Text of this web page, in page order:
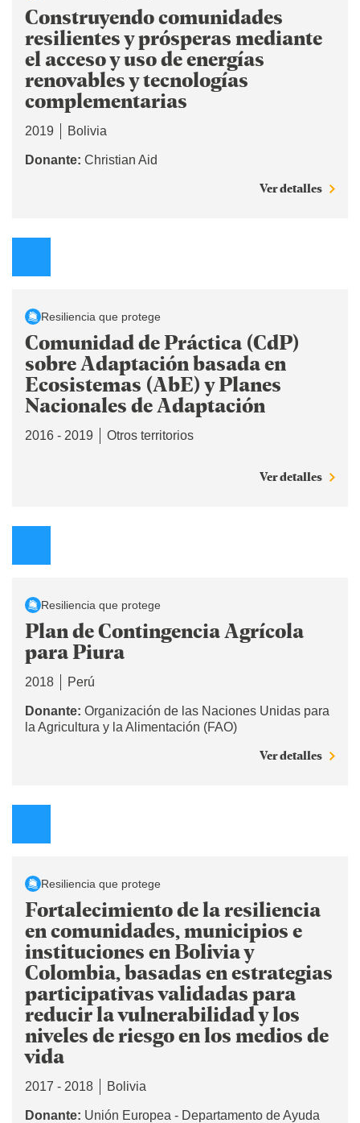
Construyendo comunidades
resilientes y prósperas mediante
el acceso y uso de energías
renovables y tecnologías
complementarias
2019 Bolivia
Donante: Christian Aid
Ver detalles
Resiliencia que protege
Comunidad de Práctica (CdP)
sobre Adaptación basada en
Ecosistemas (AbE) y Planes
Nacionales de Adaptación
2016 - 2019 Otros territorios
Ver detalles
Resiliencia que protege
Plan de Contingencia Agrícola
para Piura
2018 Perú
Donante: Organización de las Naciones Unidas para
la Agricultura y la Alimentación (FAO)
Ver detalles
Resiliencia que protege
Fortalecimiento de la resiliencia
en comunidades, municipios e
instituciones en Bolivia y
Colombia, basadas en estrategias
participativas validadas para
reducir la vulnerabilidad y los
niveles de riesgo en los medios de
vida
2017 - 2018 Bolivia
Donante: Unión Europea - Departamento de Ayuda